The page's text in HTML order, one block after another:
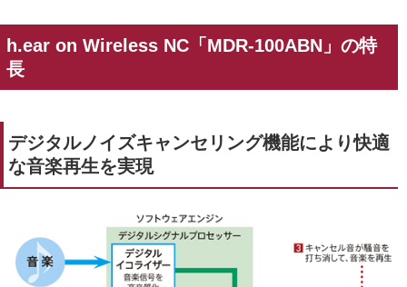
h.ear on Wireless NC「MDR-100ABN」の特
長
デジタルノイズキャンセリング機能により快適
な音楽再生を実現